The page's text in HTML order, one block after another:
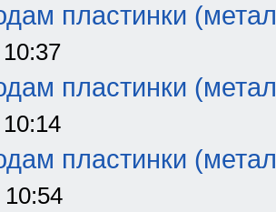
пластинки
пластинки
пластинки